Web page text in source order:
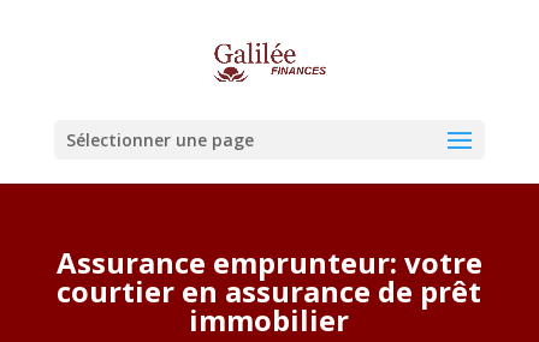
Sélectionner une page
Assurance emprunteur: votre
courtier en assurance de prêt
immobilier